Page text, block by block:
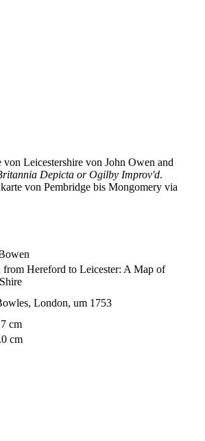
Leicestershire von John Owen and
Depicta or Ogilby Improv'd.
von Pembridge bis Mongomery via
from Hereford to Leicester: A Map of
London, um 1753
cm
cm